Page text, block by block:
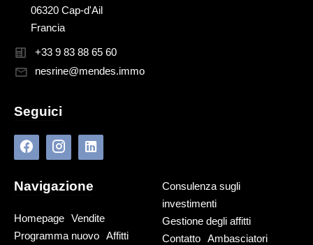
06320 Cap-d'Ail
Francia
+33 9 83 88 65 60
nesrine@mendes.immo
Seguici
Navigazione
Homepage Vendite
Programma nuovo Affitti
Consulenza sugli
investimenti
Gestione degli affitti
Contatto
Ambasciatori